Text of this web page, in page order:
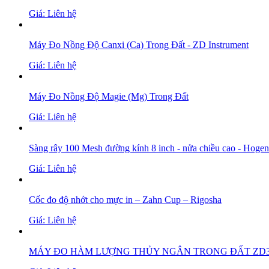
Giá: Liên hệ
Máy Đo Nồng Độ Canxi (Ca) Trong Đất - ZD Instrument
Giá: Liên hệ
Máy Đo Nồng Độ Magie (Mg) Trong Đất
Giá: Liên hệ
Sàng rây 100 Mesh đường kính 8 inch - nửa chiều cao -
Giá: Liên hệ
Cốc đo độ nhớt cho mực in – Zahn Cup – Rigosha
Giá: Liên hệ
MÁY ĐO HÀM LƯỢNG THỦY NGÂN TRONG ĐẤT